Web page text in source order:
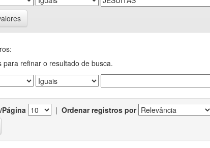
para refinar o resultado de busca.
| Ordenar registros por